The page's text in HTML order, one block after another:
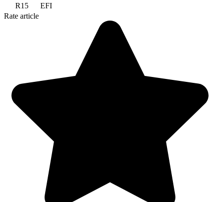
R15
EFI
Rate article